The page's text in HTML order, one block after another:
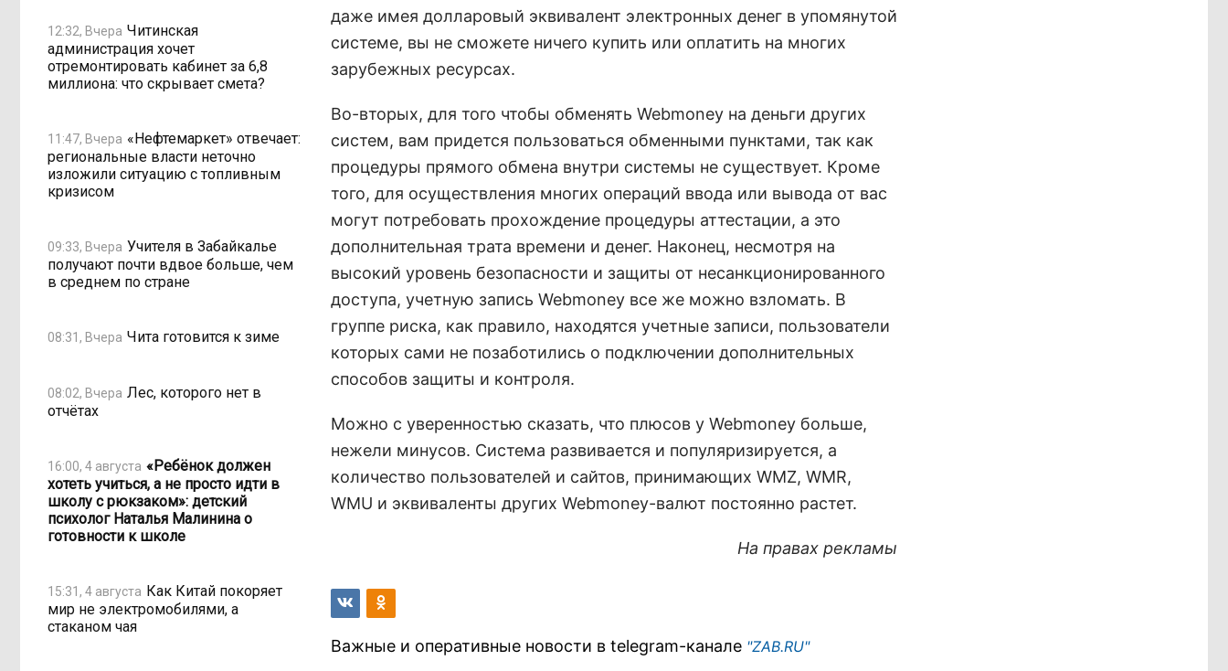
12:32, Вчера Читинская
администрация хочет
отремонтировать кабинет за 6,8
миллиона: что скрывает смета?
11:47, Вчера «Нефтемаркет» отвечает:
региональные власти неточно
изложили ситуацию с топливным
кризисом
09:33, Вчера Учителя в Забайкалье
получают почти вдвое больше, чем
в среднем по стране
08:31, Вчера Чита готовится к зиме
08:02, Вчера Лес, которого нет в
отчётах
16:00, 4 августа «Ребёнок должен
хотеть учиться, а не просто идти в
школу с рюкзаком»: детский
психолог Наталья Малинина о
готовности к школе
15:31, 4 августа Как Китай покоряет
мир не электромобилями, а
стаканом чая
даже имея долларовый эквивалент электронных денег в упомянутой
системе, вы не сможете ничего купить или оплатить на многих
зарубежных ресурсах.
Во-вторых, для того чтобы обменять Webmoney на деньги других
систем, вам придется пользоваться обменными пунктами, так как
процедуры прямого обмена внутри системы не существует. Кроме
того, для осуществления многих операций ввода или вывода от вас
могут потребовать прохождение процедуры аттестации, а это
дополнительная трата времени и денег. Наконец, несмотря на
высокий уровень безопасности и защиты от несанкционированного
доступа, учетную запись Webmoney все же можно взломать. В
группе риска, как правило, находятся учетные записи, пользователи
которых сами не позаботились о подключении дополнительных
способов защиты и контроля.
Можно с уверенностью сказать, что плюсов у Webmoney больше,
нежели минусов. Система развивается и популяризируется, а
количество пользователей и сайтов, принимающих WMZ, WMR,
WMU и эквиваленты других Webmoney-валют постоянно растет.
На правах рекламы
Важные и оперативные новости в telegram-канале "ZAB.RU"